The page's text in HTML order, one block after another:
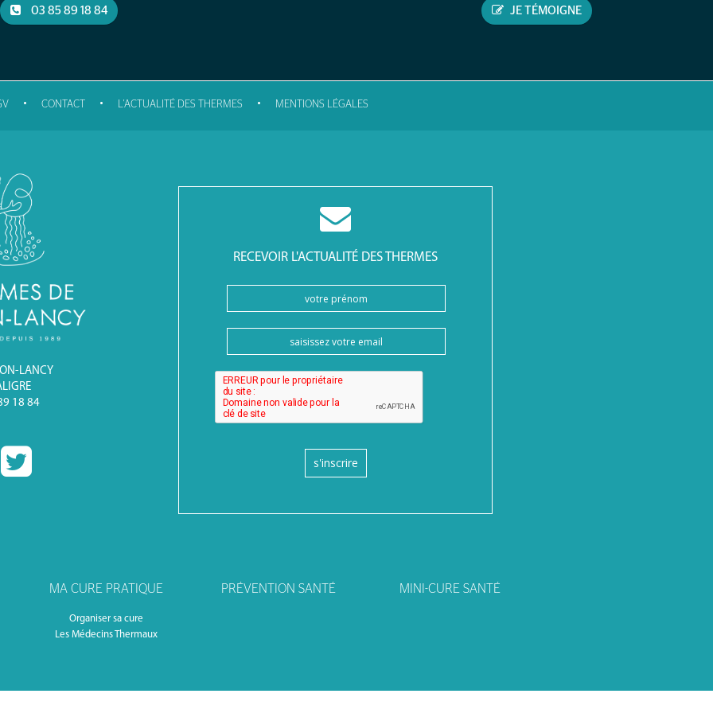
03 85 89 18 84 JE TÉMOIGNE
• CONTACT • L'ACTUALITÉ DES THERMES • MENTIONS LÉGALES
LANCY
18 84
RECEVOIR L'ACTUALITÉ DES THERMES
s'inscrire
MA CURE PRATIQUE
Organiser sa cure
Les Médecins Thermaux
PRÉVENTION SANTÉ MINI-CURE SANTÉ